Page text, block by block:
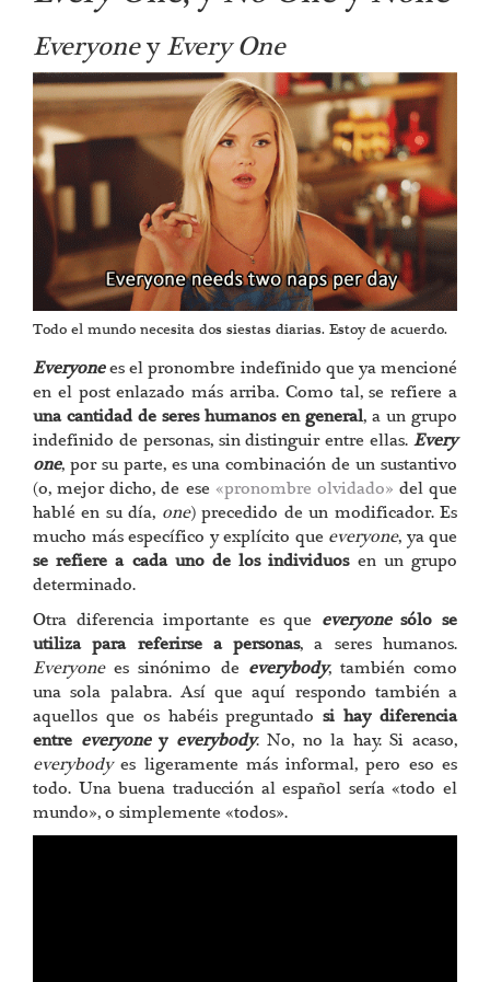
EveryoneyEvery One
Todo el mundo necesita dos siestas diarias. Estoy de acuerdo.
Everyonees el pronombre indefinido que ya mencioné
en el post enlazado más arriba. Como tal, se refiere a
una cantidad de seres humanos en general, a un grupo
indefinido de personas, sin distinguir entre ellas. Every
one, por su parte, es una combinación de un sustantivo
(o, mejor dicho, de ese «pronombre olvidado» del que
hablé en su día, one) precedido de un modificador. Es
mucho más específico y explícito que everyone, ya que
se refiere a cada uno de los individuos en un grupo
determinado.
Otra diferencia importante es que everyonesólo se
utiliza para referirse a personas, a seres humanos.
Everyonees sinónimo de everybody, también como
una sola palabra. Así que aquí respondo también a
aquellos que os habéis preguntadosi hay diferencia
entre everyoney everybody. No, no la hay. Si acaso,
everybodyes ligeramente más informal, pero eso es
todo. Una buena traducción al español sería «todo el
mundo», o simplemente «todos».